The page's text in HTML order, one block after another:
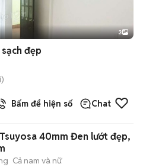
3
đẹp
Bấm để hiện số Chat
40mm Đen lướt đẹp,
Cả nam và nữ